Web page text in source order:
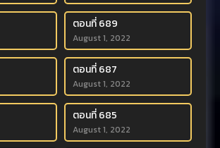
ตอนที่ 689
August 1, 2022
ตอนที่ 687
August 1, 2022
ตอนที่ 685
August 1, 2022